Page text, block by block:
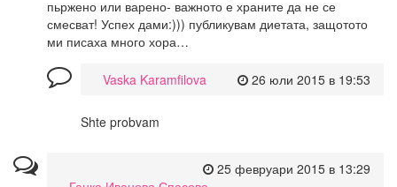
пьржено или варено- важното е храните да не се
смесват! Успех дами:))) публикувам диетата, защотото
ми писаха много хора…
26 юли 2015 в 19:53
Vaska Karamfilova
Shte probvam
25 февруари 2015 в 13:29